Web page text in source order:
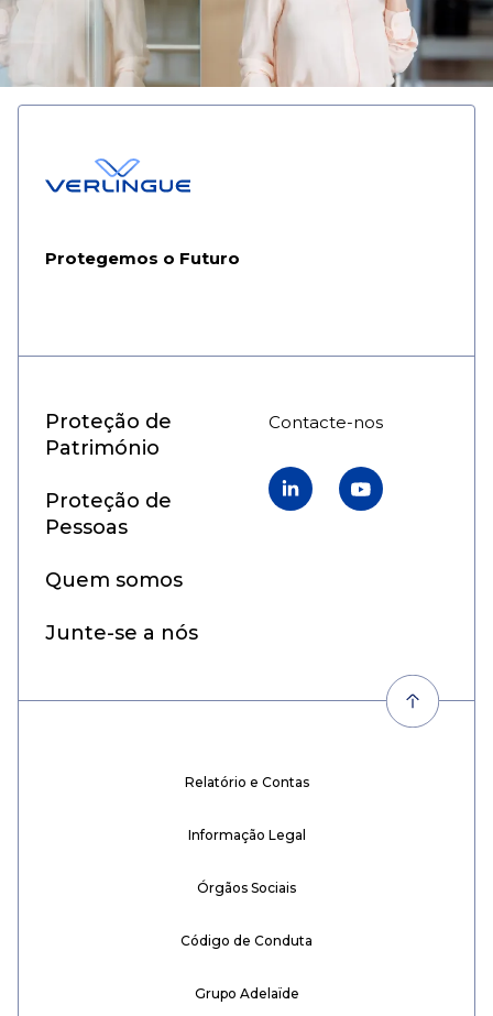
Protegemos o Futuro
Proteção de
Património
Proteção de
Pessoas
Quem somos
Junte-se a nós
Contacte-nos
Linkedin YouTube
Relatório e Contas
Informação Legal
Órgãos Sociais
Código de Conduta
Grupo Adelaïde